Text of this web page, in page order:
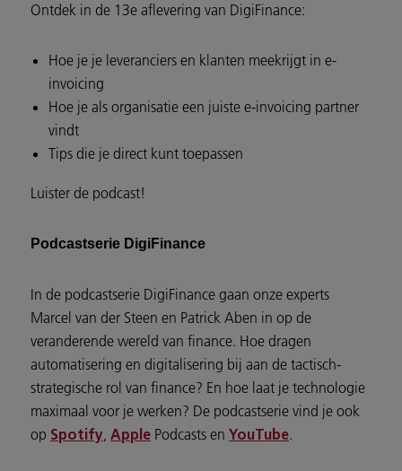
Ontdek in de 13e aflevering van DigiFinance:
Hoe je je leveranciers en klanten meekrijgt in e-
invoicing
Hoe je als organisatie een juiste e-invoicing partner
vindt
Tips die je direct kunt toepassen
Luister de podcast!
Podcastserie DigiFinance
In de podcastserie DigiFinance gaan onze experts
Marcel van der Steen en Patrick Aben in op de
veranderende wereld van finance. Hoe dragen
automatisering en digitalisering bij aan de tactisch-
strategische rol van finance? En hoe laat je technologie
maximaal voor je werken? De podcastserie vind je ook
op Spotify, Apple Podcasts en YouTube.